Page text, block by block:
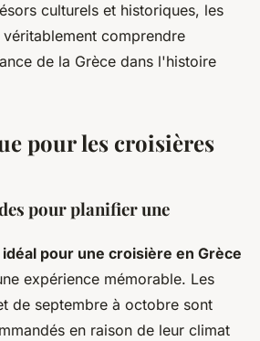
culturels et historiques, les
comprendre
de la Grèce dans l'histoire
pour les croisières
pour planifier une
pour une croisière en Grèce
expérience mémorable. Les
de septembre à octobre sont
en raison de leur climat